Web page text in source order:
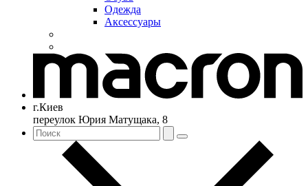
Одежда
Аксессуары
г.Киев
переулок Юрия Матущака, 8